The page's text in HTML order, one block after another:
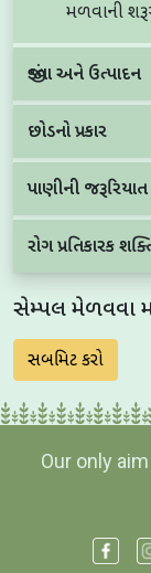
મળવાની
જીંડવા અને ઉત્પાદન
છોડનો પ્રકાર
પાણીની જરૂરિયાત
રોગ પ્રતિકારક
સેમ્પલ મેળવવા
સબમિટ કરો
Our only